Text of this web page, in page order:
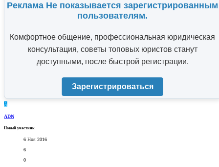
Реклама Не показывается зарегистрированным
пользователям.
Комфортное общение, профессиональная юридическая
консультация, советы топовых юристов станут
доступными, после быстрой регистрации.
Зарегистрироваться
A
ADN
Новый участник
6 Ноя 2016
6
0